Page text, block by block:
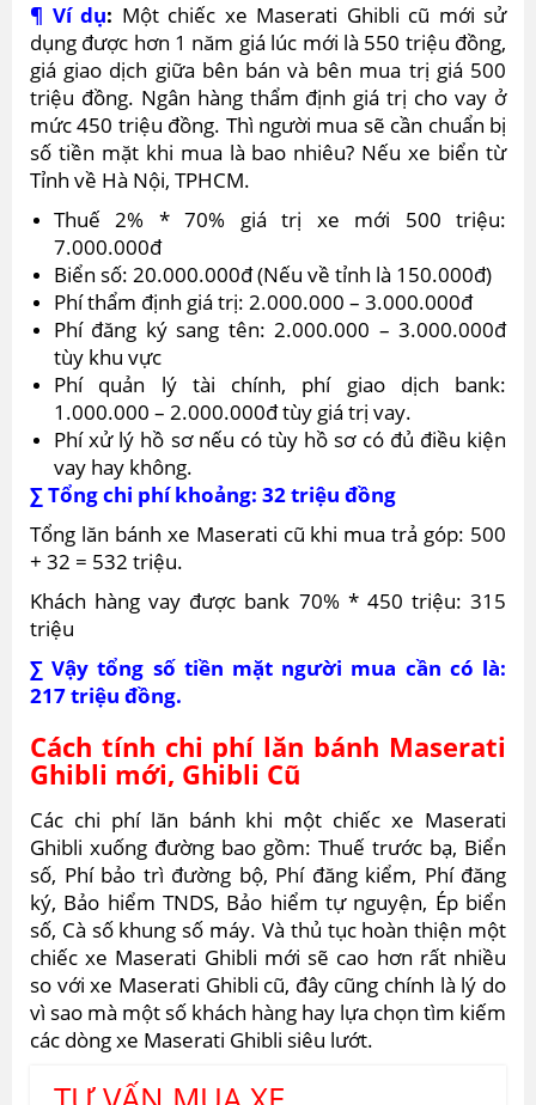
¶ Ví dụ: Một chiếc xe Maserati Ghibli cũ mới sử
dụng được hơn 1 năm giá lúc mới là 550 triệu đồng,
giá giao dịch giữa bên bán và bên mua trị giá 500
triệu đồng. Ngân hàng thẩm định giá trị cho vay ở
mức 450 triệu đồng. Thì người mua sẽ cần chuẩn bị
số tiền mặt khi mua là bao nhiêu? Nếu xe biển từ
Tỉnh về Hà Nội, TPHCM.
Thuế 2% * 70% giá trị xe mới 500 triệu:
7.000.000đ
Biển số: 20.000.000đ (Nếu về tỉnh là 150.000đ)
Phí thẩm định giá trị: 2.000.000 – 3.000.000đ
Phí đăng ký sang tên: 2.000.000 – 3.000.000đ
tùy khu vực
Phí quản lý tài chính, phí giao dịch bank:
1.000.000 – 2.000.000đ tùy giá trị vay.
Phí xử lý hồ sơ nếu có tùy hồ sơ có đủ điều kiện
vay hay không.
∑ Tổng chi phí khoảng: 32 triệu đồng
Tổng lăn bánh xe Maserati cũ khi mua trả góp: 500
+ 32 = 532 triệu.
Khách hàng vay được bank 70% * 450 triệu: 315
triệu
∑ Vậy tổng số tiền mặt người mua cần có là:
217 triệu đồng.
Cách tính chi phí lăn bánh Maserati
Ghibli mới, Ghibli Cũ
Các chi phí lăn bánh khi một chiếc xe Maserati
Ghibli xuống đường bao gồm: Thuế trước bạ, Biển
số, Phí bảo trì đường bộ, Phí đăng kiểm, Phí đăng
ký, Bảo hiểm TNDS, Bảo hiểm tự nguyện, Ép biển
số, Cà số khung số máy. Và thủ tục hoàn thiện một
chiếc xe Maserati Ghibli mới sẽ cao hơn rất nhiều
so với xe Maserati Ghibli cũ, đây cũng chính là lý do
vì sao mà một số khách hàng hay lựa chọn tìm kiếm
các dòng xe Maserati Ghibli siêu lướt.